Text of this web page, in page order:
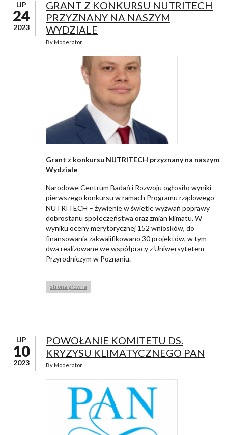
LIP
24
2023
GRANT Z KONKURSU NUTRITECH
PRZYZNANY NA NASZYM
WYDZIALE
By Moderator
Grant z konkursu NUTRITECH przyznany na naszym
Wydziale
Narodowe Centrum Badań i Rozwoju ogłosiło wyniki
pierwszego konkursu w ramach Programu rządowego
NUTRITECH – żywienie w świetle wyzwań poprawy
dobrostanu społeczeństwa oraz zmian klimatu. W
wyniku oceny merytorycznej 152 wniosków, do
finansowania zakwalifikowano 30 projektów, w tym
dwa realizowane we współpracy z Uniwersytetem
Przyrodniczym w Poznaniu.
strona główna
LIP
10
2023
POWOŁANIE KOMITETU DS.
KRYZYSU KLIMATYCZNEGO PAN
By Moderator